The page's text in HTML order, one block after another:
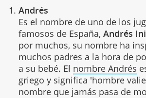
Andrés
Es el nombre de uno de los
famosos de España, Andrés
por muchos, su nombre ha
muchos padres a la hora de
a su bebé. El nombre Andrés
griego y significa 'hombre
nombre que jamás pasa de